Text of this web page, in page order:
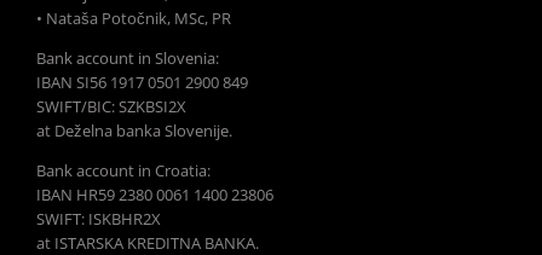
• Nataša Potočnik, MSc, PR
Bank account in Slovenia:
IBAN SI56 1917 0501 2900 849
SWIFT/BIC: SZKBSI2X
at Deželna banka Slovenije.
Bank account in Croatia:
IBAN HR59 2380 0061 1400 23806
SWIFT: ISKBHR2X
at ISTARSKA KREDITNA BANKA.